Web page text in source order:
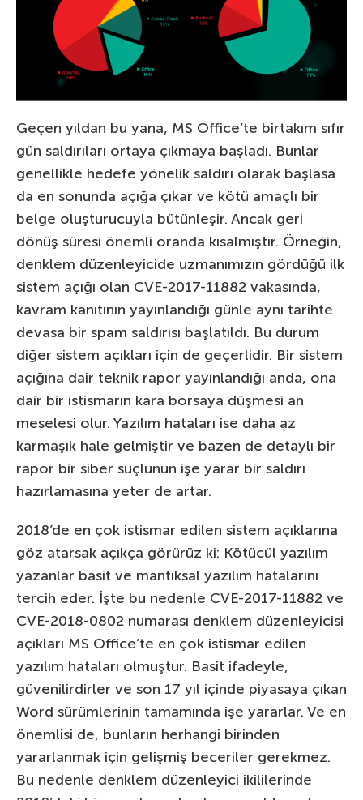
Geçen yıldan bu yana, MS Office’te birtakım sıfır
gün saldırıları ortaya çıkmaya başladı. Bunlar
genellikle hedefe yönelik saldırı olarak başlasa
da en sonunda açığa çıkar ve kötü amaçlı bir
belge oluşturucuyla bütünleşir. Ancak geri
dönüş süresi önemli oranda kısalmıştır. Örneğin,
denklem düzenleyicide uzmanımızın gördüğü ilk
sistem açığı olan CVE-2017-11882 vakasında,
kavram kanıtının yayınlandığı günle aynı tarihte
devasa bir spam saldırısı başlatıldı. Bu durum
diğer sistem açıkları için de geçerlidir. Bir sistem
açığına dair teknik rapor yayınlandığı anda, ona
dair bir istismarın kara borsaya düşmesi an
meselesi olur. Yazılım hataları ise daha az
karmaşık hale gelmiştir ve bazen de detaylı bir
rapor bir siber suçlunun işe yarar bir saldırı
hazırlamasına yeter de artar.
2018’de en çok istismar edilen sistem açıklarına
göz atarsak açıkça görürüz ki: Kötücül yazılım
yazanlar basit ve mantıksal yazılım hatalarını
tercih eder. İşte bu nedenle CVE-2017-11882 ve
CVE-2018-0802 numarası denklem düzenleyicisi
açıkları MS Office’te en çok istismar edilen
yazılım hataları olmuştur. Basit ifadeyle,
güvenilirdirler ve son 17 yıl içinde piyasaya çıkan
Word sürümlerinin tamamında işe yararlar. Ve en
önemlisi de, bunların herhangi birinden
yararlanmak için gelişmiş beceriler gerekmez.
Bu nedenle denklem düzenleyici ikililerinde